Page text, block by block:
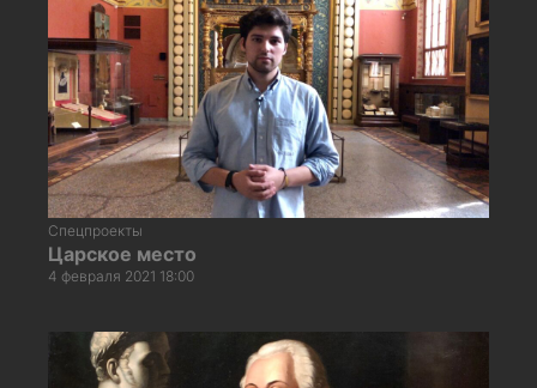
Спецпроекты
Царское место
4 февраля 2021 18:00